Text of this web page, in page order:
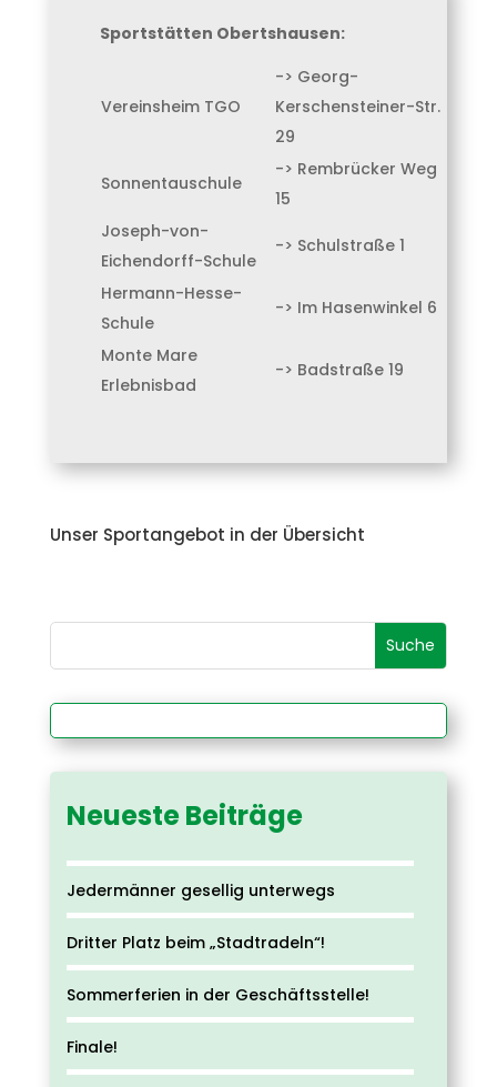
Sportstätten Obertshausen:
Vereinsheim TGO
-> Georg-
Kerschensteiner-Str.
29
Sonnentauschule
-> Rembrücker Weg
15
Joseph-von-
Eichendorff-Schule
-> Schulstraße 1
Hermann-Hesse-
Schule
-> Im Hasenwinkel 6
Monte Mare
Erlebnisbad
-> Badstraße 19
Unser Sportangebot in der Übersicht
Neueste Beiträge
Jedermänner gesellig unterwegs
Dritter Platz beim „Stadtradeln“!
Sommerferien in der Geschäftsstelle!
Finale!